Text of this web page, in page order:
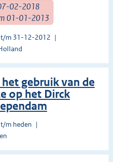
02-2018
01-01-2013
m 31-12-2012
gebruik van de
op het Dirck
m heden